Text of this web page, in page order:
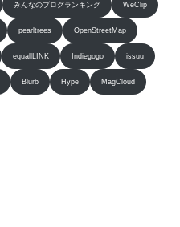
みんなのブログランキング WeClip
pearltrees OpenStreetMap
equallLINK Indiegogo issuu
Blurb Hype MagCloud